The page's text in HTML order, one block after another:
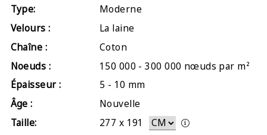
Type:
Moderne
Velours :
La laine
Chaîne :
Coton
Noeuds :
150 000 - 300 000 nœuds par m²
Épaisseur :
5 - 10 mm
Âge :
Nouvelle
Taille:
277 x 191